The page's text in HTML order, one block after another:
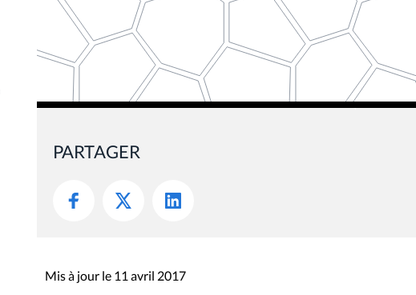
PARTAGER
Mis à jour le 11 avril 2017